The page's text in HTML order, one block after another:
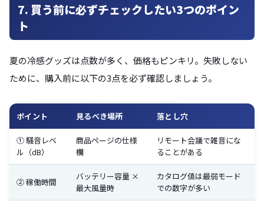
7. 買う前に必ずチェックしたい3つのポイン
ト
夏の冷感グッズは点数が多く、価格もピンキリ。失敗しない
ために、購入前に以下の3点を必ず確認しましょう。
ポイント 見るべき場所 落とし穴
① 騒音レベ
ル（dB）
商品ページの仕様
欄
リモート会議で雑音にな
ることがある
② 稼働時間
バッテリー容量 ×
最大風量時
カタログ値は最弱モード
での数字が多い